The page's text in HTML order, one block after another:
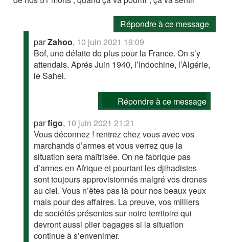
Répondre à ce message
parZahoo, 10 juin 2021 19:09
Bof, une défaite de plus pour la France. On s’y
attendais. Aprés Juin 1940, l’Indochine, l’Algérie,
le Sahel.
Répondre à ce message
parfigo, 10 juin 2021 21:21
Vous déconnez ! rentrez chez vous avec vos
marchands d’armes et vous verrez que la
situation sera maîtrisée. On ne fabrique pas
d’armes en Afrique et pourtant les djihadistes
sont toujours approvisionnés malgré vos drones
au ciel. Vous n’êtes pas là pour nos beaux yeux
mais pour des affaires. La preuve, vos milliers
de sociétés présentes sur notre territoire qui
devront aussi plier bagages si la situation
continue à s’envenimer.